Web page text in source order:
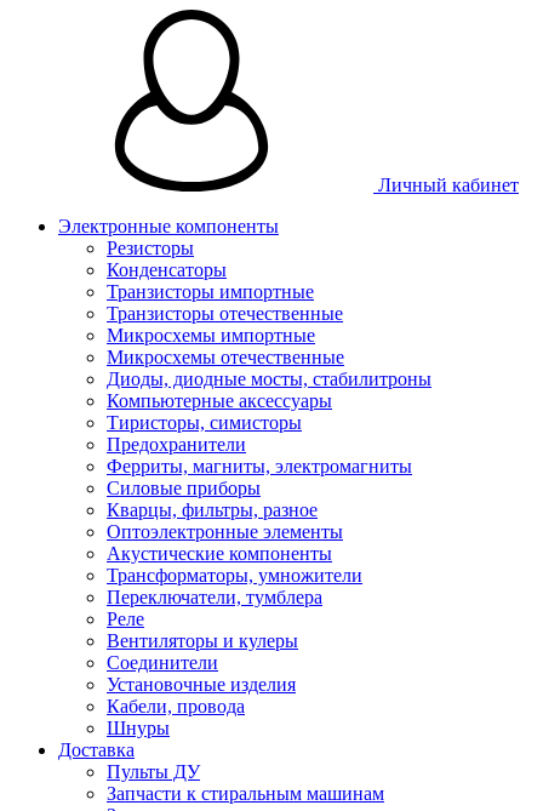
Личный кабинет
Электронные компоненты
Резисторы
Конденсаторы
Транзисторы импортные
Транзисторы отечественные
Микросхемы импортные
Микросхемы отечественные
Диоды, диодные мосты, стабилитроны
Компьютерные аксессуары
Тиристоры, симисторы
Предохранители
Ферриты, магниты, электромагниты
Силовые приборы
Кварцы, фильтры, разное
Оптоэлектронные элементы
Акустические компоненты
Трансформаторы, умножители
Переключатели, тумблера
Реле
Вентиляторы и кулеры
Соединители
Установочные изделия
Кабели, провода
Шнуры
Доставка
Пульты ДУ
Запчасти к стиральным машинам